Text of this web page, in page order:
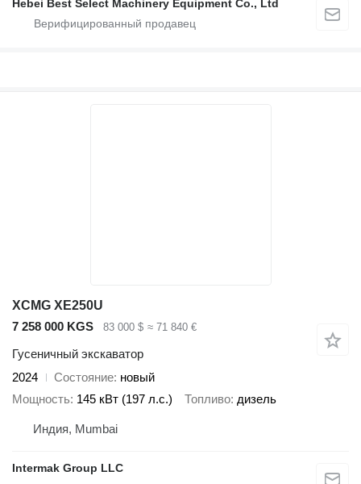
Hebei Best Select Machinery Equipment Co., Ltd
XCMG XE250U
7 258 000 KGS
83 000 $ ≈ 71 840 €
Гусеничный экскаватор
2024
Состояние новый
Мощность 145 кВт (197 л.с.) Топливо дизель
Индия, Mumbai
Intermak Group LLC